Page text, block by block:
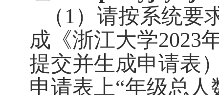
（ 1）请按系统要
成《浙江大学2023
提交并生成申请表
申请表上“年级总